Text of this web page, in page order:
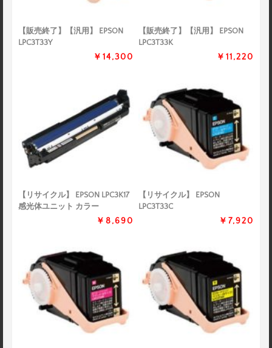
【販売終了】【汎用】 EPSON
LPC3T33Y
￥14,300
【販売終了】【汎用】 EPSON
LPC3T33K
￥11,220
【リサイクル】 EPSON LPC3K17
感光体ユニット カラー
￥8,690
【リサイクル】 EPSON
LPC3T33C
￥7,920